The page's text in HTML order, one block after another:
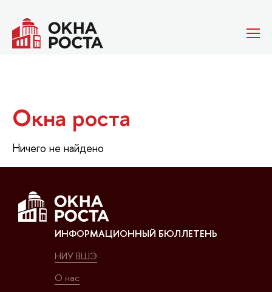
Окна роста
Ничего не найдено
ИНФОРМАЦИОННЫЙ БЮЛЛЕТЕНЬ
НИУ ВШЭ
О нас